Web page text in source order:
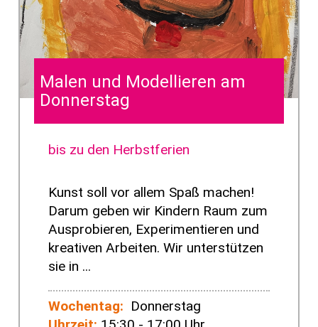
Malen und Modellieren am
Donnerstag
bis zu den Herbstferien
Kunst soll vor allem Spaß machen!
Darum geben wir Kindern Raum zum
Ausprobieren, Experimentieren und
kreativen Arbeiten. Wir unterstützen
sie in ...
Wochentag: Donnerstag